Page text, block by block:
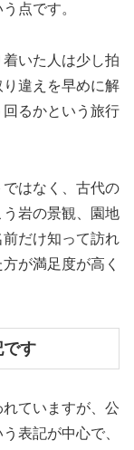
点です。
いた人は少し拍
違えを早めに解
るかという旅行
はなく、古代の
岩の景観、園地
だけ知って訪れ
が満足度が高く
です
ていますが、公
う表記が中心で、